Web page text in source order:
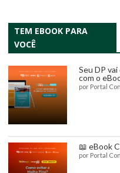
TEM EBOOK PARA
VOCÊ
Seu DP
com o
por Portal
📖 eBook
por Portal